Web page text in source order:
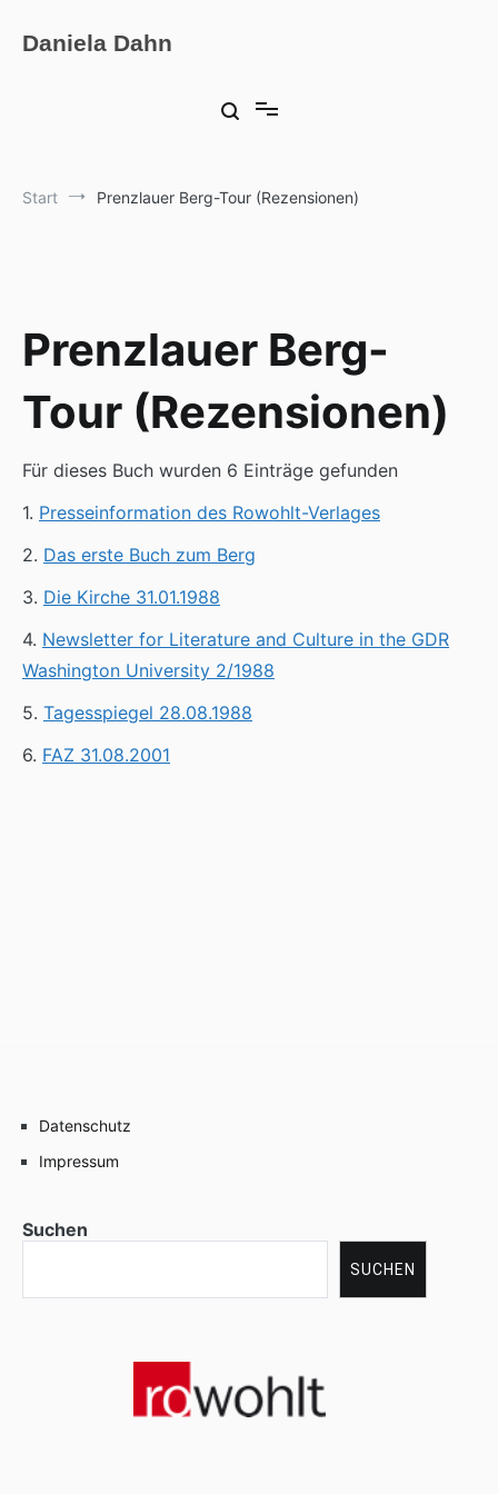
Inhalt
springen
Daniela Dahn
Start Prenzlauer Berg-Tour (Rezensionen)
Prenzlauer Berg-
Tour (Rezensionen)
Für dieses Buch wurden 6 Einträge gefunden
1. Presseinformation des Rowohlt-Verlages
2. Das erste Buch zum Berg
3. Die Kirche 31.01.1988
4. Newsletter for Literature and Culture in the GDR
Washington University 2/1988
5. Tagesspiegel 28.08.1988
6. FAZ 31.08.2001
Datenschutz
Impressum
Suchen
SUCHEN